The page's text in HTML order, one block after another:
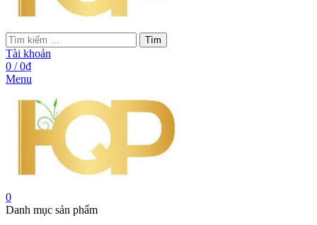
Tìm
Tài khoản
0 / 0₫
Menu
0
Danh mục sản phẩm